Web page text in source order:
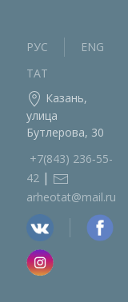
РУС
ENG
ТАТ
Казань,
улица
Бутлерова, 30
+7(843) 236‑55-
42 |
arheotat@mail.ru